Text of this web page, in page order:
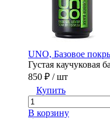
UNO, Базовое
Густая каучуковая
850 ₽ / шт
Купить
В корзину